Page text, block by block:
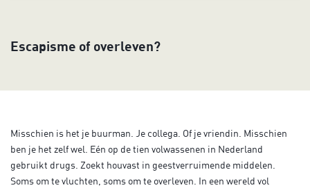
Escapisme of overleven?
Misschien is het je buurman. Je collega. Of je vriendin. Misschien
ben je het zelf wel. Eén op de tien volwassenen in Nederland
gebruikt drugs. Zoekt houvast in geestverruimende middelen.
Soms om te vluchten, soms om te overleven. In een wereld vol